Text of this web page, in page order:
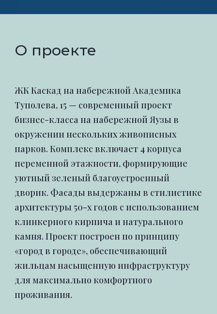
О проекте
ЖК Каскад на набережной Академика
Туполева, 15 — современный проект
бизнес-класса на набережной Яузы в
окружении нескольких живописных
парков. Комплекс включает 4 корпуса
переменной этажности, формирующие
уютный зеленый благоустроенный
дворик. Фасады выдержаны в стилистике
архитектуры 50-х годов с использованием
клинкерного кирпича и натурального
камня. Проект построен по принципу
«город в городе», обеспечивающий
жильцам насыщенную инфраструктуру
для максимально комфортного
проживания.